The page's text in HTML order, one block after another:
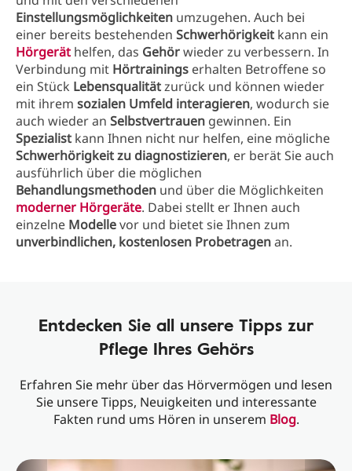
Einstellungsmöglichkeiten umzugehen. Auch bei
einer bereits bestehenden Schwerhörigkeit kann ein
Hörgerät helfen, das Gehörwieder zu verbessern. In
Verbindung mit Hörtrainings erhalten Betroffene so
ein Stück Lebensqualitätzurück und können wieder
mit ihrem sozialen Umfeld interagieren, wodurch sie
auch wieder an Selbstvertrauen gewinnen. Ein
Spezialist kann Ihnen nicht nur helfen, eine mögliche
Schwerhörigkeit zu diagnostizieren, er berät Sie auch
ausführlich über die möglichen
Behandlungsmethoden und über die Möglichkeiten
moderner Hörgeräte. Dabei stellt er Ihnen auch
einzelne Modellevor und bietet sie Ihnen zum
unverbindlichen, kostenlosen Probetragenan.
Entdecken Sie all unsere Tipps zur
Pflege Ihres Gehörs
Erfahren Sie mehr über das Hörvermögen und lesen
Sie unsere Tipps, Neuigkeiten und interessante
Fakten rund ums Hören in unserem Blog.